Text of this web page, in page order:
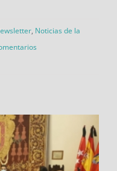
, Noticias de la